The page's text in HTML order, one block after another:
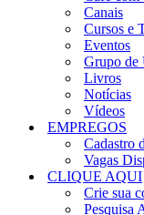
Canais
Cursos e
Eventos
Grupo de
Livros
Notícias
Vídeos
EMPREGOS
Cadastro
Vagas
CLIQUE AQUI
Crie sua
Pesquisa